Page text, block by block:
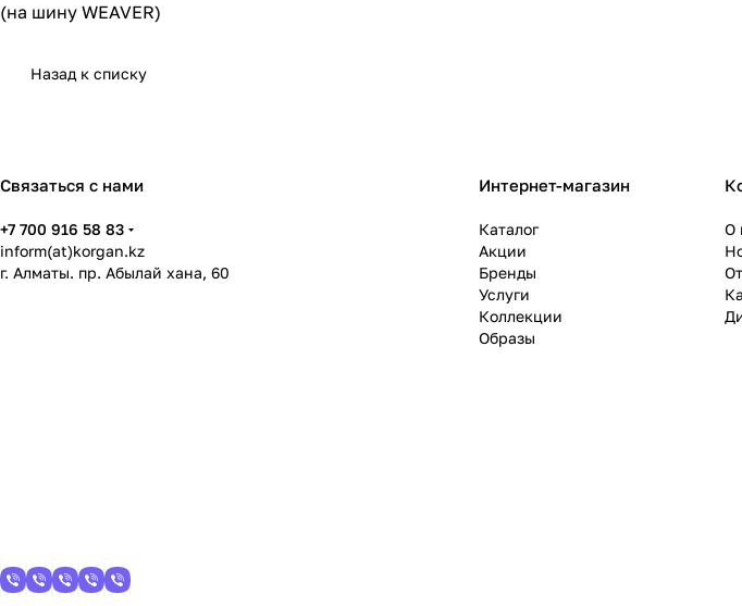
(на шину WEAVER)
Назад к списку
Связаться с нами
+7 700 916 58 83
inform(at)korgan.kz
г. Алматы. пр. Абылай хана, 60
Интернет-магазин
Каталог
Акции
Бренды
Услуги
Коллекции
Образы
О